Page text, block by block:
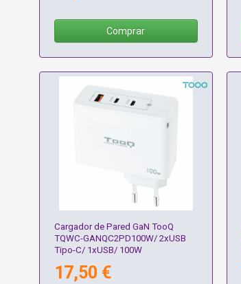
Comprar
Cargador de Pared GaN TooQ
TQWC-GANQC2PD100W/ 2xUSB
Tipo-C/ 1xUSB/ 100W
17,50 €